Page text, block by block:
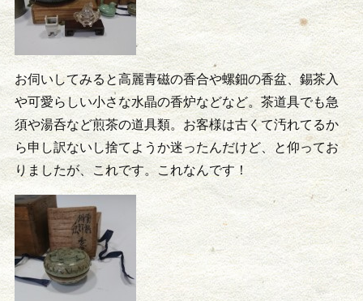
お伺いしてみると高麗青磁の香合や螺鈿の香盆、錫茶入
や可愛らしい小さな水晶の香炉などなど。茶道具でも急
須や湯呑など煎茶の道具類。お客様は古くて汚れてるか
ら申し訳ないし捨てようか迷ったんだけど、と仰ってお
りましたが、これです。これなんです！